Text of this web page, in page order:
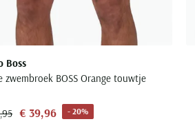
Boss
zwembroek BOSS Orange touwtje
€ 39,96 - 20%